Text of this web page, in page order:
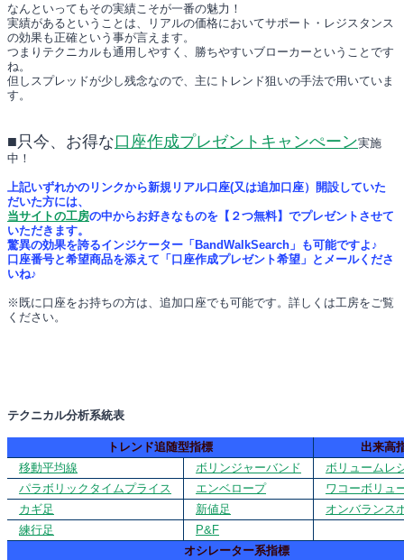
なんといってもその実績こそが一番の魅力！
実績があるということは、リアルの価格においてサポート・レジスタンス
の効果も正確という事が言えます。
つまりテクニカルも通用しやすく、勝ちやすいブローカーということです
ね。
但しスプレッドが少し残念なので、主にトレンド狙いの手法で用いていま
す。
■只今、お得な口座作成プレゼントキャンぺーン実施
中！
上記いずれかのリンクから新規リアル口座(又は追加口座）開設していた
だいた方には、
当サイトの工房の中からお好きなものを【２つ無料】でプレゼントさせて
いただきます。
驚異の効果を誇るインジケーター「BandWalkSearch」も可能ですよ♪
口座番号と希望商品を添えて「口座作成プレゼント希望」とメールくださ
いね♪
※既に口座をお持ちの方は、追加口座でも可能です。詳しくは工房をご覧
ください。
テクニカル分析系統表
トレンド追随型指標
出来高
移動平均線
ボリンジャーバンド
ボリュームレ
パラボリックタイムプライス
エンベロープ
ワコーボリュ
カギ足
新値足
オンバランス
練行足
P&F
オシレーター系指標